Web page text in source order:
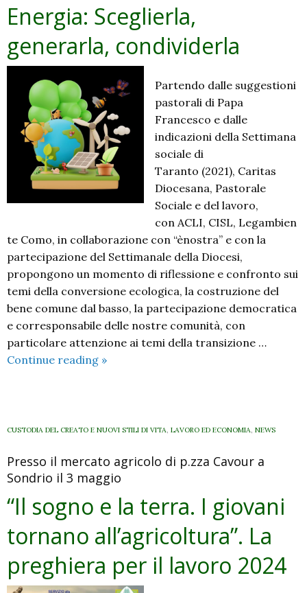
Energia: Sceglierla,
generarla, condividerla
Partendo dalle suggestioni
pastorali di Papa
Francesco e dalle
indicazioni della Settimana
sociale di
Taranto (2021), Caritas
Diocesana, Pastorale
Sociale e del lavoro,
con ACLI, CISL, Legambien
te Como, in collaborazione con “ènostra” e con la
partecipazione del Settimanale della Diocesi,
propongono un momento di riflessione e confronto sui
temi della conversione ecologica, la costruzione del
bene comune dal basso, la partecipazione democratica
e corresponsabile delle nostre comunità, con
particolare attenzione ai temi della transizione …
Continue reading Energia:
»
CUSTODIA DEL CREATO E NUOVI STILI DI VITA, LAVORO ED ECONOMIA, NEWS
Presso il mercato agricolo di p.zza Cavour a
Sondrio il 3 maggio
“Il sogno e la terra. I giovani
tornano all’agricoltura”. La
preghiera per il lavoro 2024